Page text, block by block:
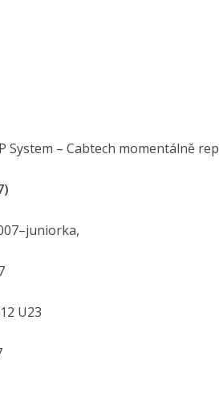
System – Cabtech momentálně
U23